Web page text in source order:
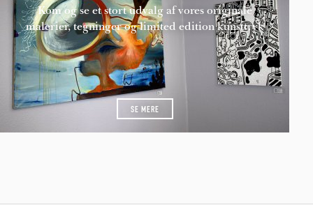
Kom og se et stort udvalg af vores originale
malerier, tegninger og limited edition kunsttryk
SE MERE